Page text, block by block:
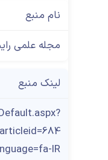
نام منبع
مجله علمی
لینک منبع
IR